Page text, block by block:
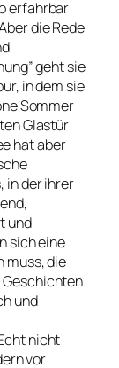
erfahrbar
die Rede
geht sie
in dem sie
Sommer
Glastür
hat aber
in der ihrer
und
sich eine
muss, die
Geschichten
und
nicht
vor